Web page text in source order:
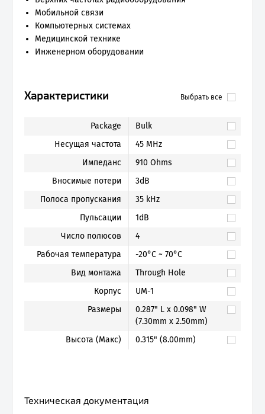
Выбрать все
Характеристики
Package
Bulk
Несущая частота
45 MHz
Импеданс
910 Ohms
Вносимые потери
3dB
Полоса пропускания
35 kHz
Пульсации
1dB
Число полюсов
4
Рабочая температура
-20°C ~ 70°C
Вид монтажа
Through Hole
Корпус
UM-1
Размеры
0.287" L x 0.098" W
(7.30mm x 2.50mm)
Высота (Макс)
0.315" (8.00mm)
Техническая документация
Мобильной связи
Компьютерных системах
Медицинской технике
Инженерном оборудовании